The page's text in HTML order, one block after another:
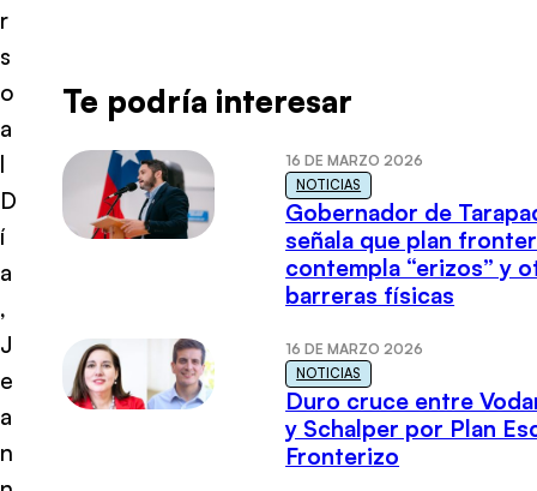
r
s
o
a
l
D
í
a
,
J
e
a
n
Te podría interesar
16 DE MARZO 2026
NOTICIAS
Gobernador de
señala que plan
contempla “erizos” y
barreras físicas
16 DE MARZO 2026
NOTICIAS
Duro cruce entre
y Schalper por Plan
Fronterizo